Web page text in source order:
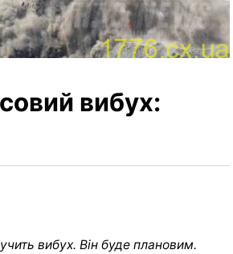
вибух:
вибух. Він буде плановим.